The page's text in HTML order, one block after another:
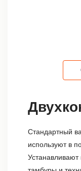
Стандартный
используют в